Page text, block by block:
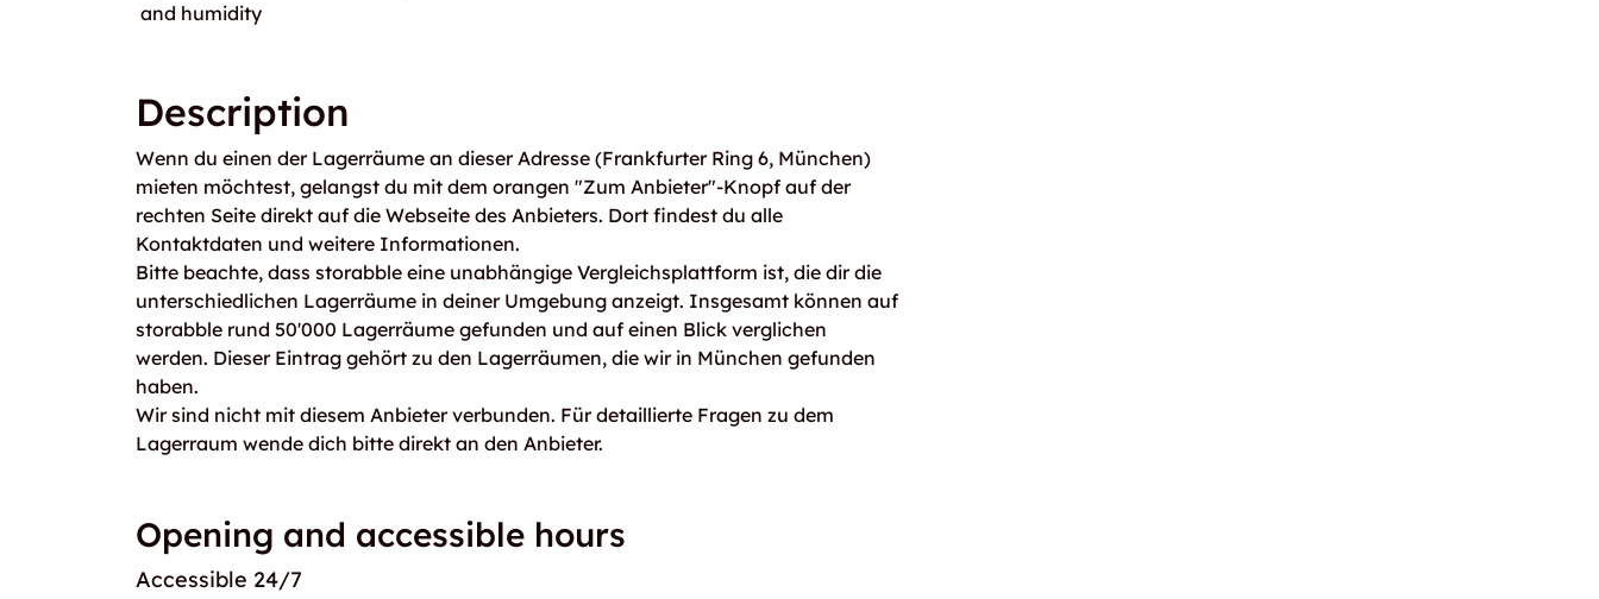
and humidity
Description
Wenn du einen der Lagerräume an dieser Adresse (Frankfurter Ring 6, München)
mieten möchtest, gelangst du mit dem orangen "Zum Anbieter"-Knopf auf der
rechten Seite direkt auf die Webseite des Anbieters. Dort findest du alle
Kontaktdaten und weitere Informationen.
Bitte beachte, dass storabble eine unabhängige Vergleichsplattform ist, die dir die
unterschiedlichen Lagerräume in deiner Umgebung anzeigt. Insgesamt können auf
storabble rund 50'000 Lagerräume gefunden und auf einen Blick verglichen
werden. Dieser Eintrag gehört zu den Lagerräumen, die wir in München gefunden
haben.
Wir sind nicht mit diesem Anbieter verbunden. Für detaillierte Fragen zu dem
Lagerraum wende dich bitte direkt an den Anbieter.
Opening and accessible hours
Accessible 24/7